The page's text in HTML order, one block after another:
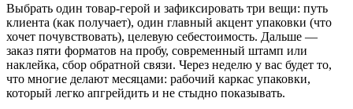
Выбрать один товар‑герой и зафиксировать три вещи: путь
клиента (как получает), один главный акцент упаковки (что
хочет почувствовать), целевую себестоимость. Дальше —
заказ пяти форматов на пробу, современный штамп или
наклейка, сбор обратной связи. Через неделю у вас будет то,
что многие делают месяцами: рабочий каркас упаковки,
который легко апгрейдить и не стыдно показывать.